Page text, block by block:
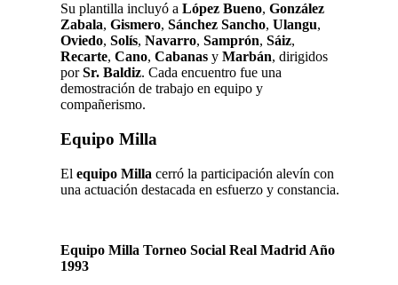
Su plantilla incluyó a López Bueno, González
Zabala, Gismero, Sánchez Sancho, Ulangu,
Oviedo, Solís, Navarro, Samprón, Sáiz,
Recarte, Cano, Cabanas y Marbán, dirigidos
porSr. Baldiz. Cada encuentro fue una
demostración de trabajo en equipo y
compañerismo.
Equipo Milla
El equipo Milla cerró la participación alevín con
una actuación destacada en esfuerzo y constancia.
Equipo Milla Torneo Social Real Madrid Año
1993